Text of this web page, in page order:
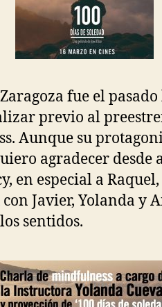
fue el
previo al
Aunque su
agradecer desde
en especial a
Javier, Yolanda y
sentidos.